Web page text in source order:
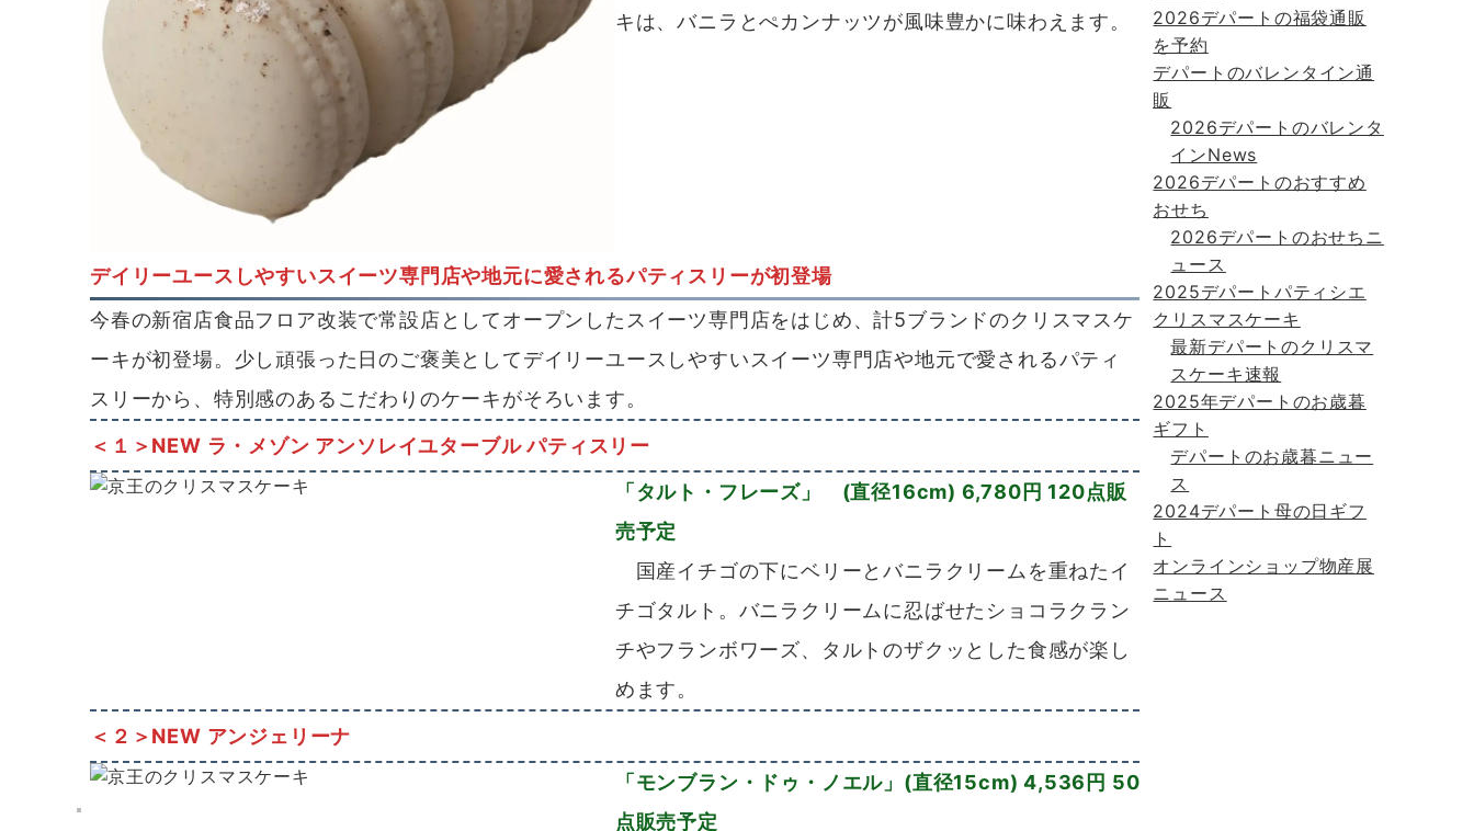
キは、バニラとぺカンナッツが風味豊かに味わえます。
デイリーユースしやすいスイーツ専門店や地元に愛されるパティスリーが初登場
今春の新宿店食品フロア改装で常設店としてオープンしたスイーツ専門店をはじめ、計5ブランドのクリスマスケ
ーキが初登場。少し頑張った日のご褒美としてデイリーユースしやすいスイーツ専門店や地元で愛されるパティ
スリーから、特別感のあるこだわりのケーキがそろいます。
＜１＞NEW ラ・メゾン アンソレイユターブル パティスリー
「 タルト・フレーズ」 (直径16cm) 6,780円 120点販
売予定
国産イチゴの下にベリーとバニラクリームを重ねたイ
チゴタルト。バニラクリームに忍ばせたショコラクラン
チやフランボワーズ、タルトのザクッとした食感が楽し
めます。
＜２＞NEW アンジェリーナ
「モンブラン・ドゥ・ノエル」(直径15cm) 4,536円 50
点販売予定
2026デパートの福袋通販
を予約
デパートのバレンタイン通
販
2026デパートのバレンタ
インNews
2026デパートのおすすめ
おせち
2026デパートのおせちニ
ュース
2025デパートパティシエ
クリスマスケーキ
最新デパートのクリスマ
スケーキ速報
2025年デパートのお歳暮
ギフト
デパートのお歳暮ニュー
ス
2024デパート母の日ギフ
ト
オンラインショップ物産展
ニュース